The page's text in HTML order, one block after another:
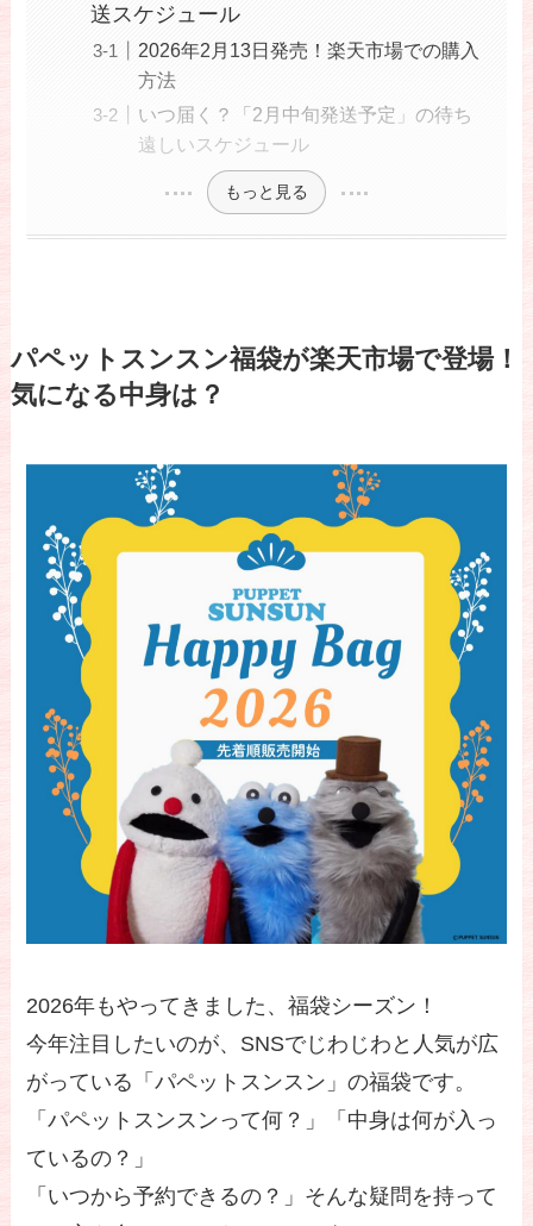
送スケジュール
2026年2月13日発売！楽天市場での購入
方法
いつ届く？「2月中旬発送予定」の待ち
遠しいスケジュール
もっと見る
パペットスンスン福袋が楽天市場で登場！
気になる中身は？
2026年もやってきました、福袋シーズン！
今年注目したいのが、SNSでじわじわと人気が広
がっている「パペットスンスン」の福袋です。
「パペットスンスンって何？」「中身は何が入っ
ているの？」
「いつから予約できるの？」そんな疑問を持って